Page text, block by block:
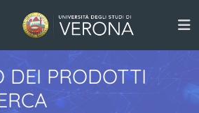
DEI PRODOTTI